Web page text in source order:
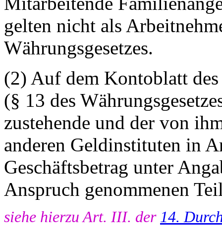
gelten nicht als
Währungsgesetzes.
(2) Auf dem Kontoblatt
(§ 13 des
zustehende und der von
anderen Geldinstituten in
Geschäftsbetrag unter
Anspruch genommenen
siehe hierzu Art. III. der 14.